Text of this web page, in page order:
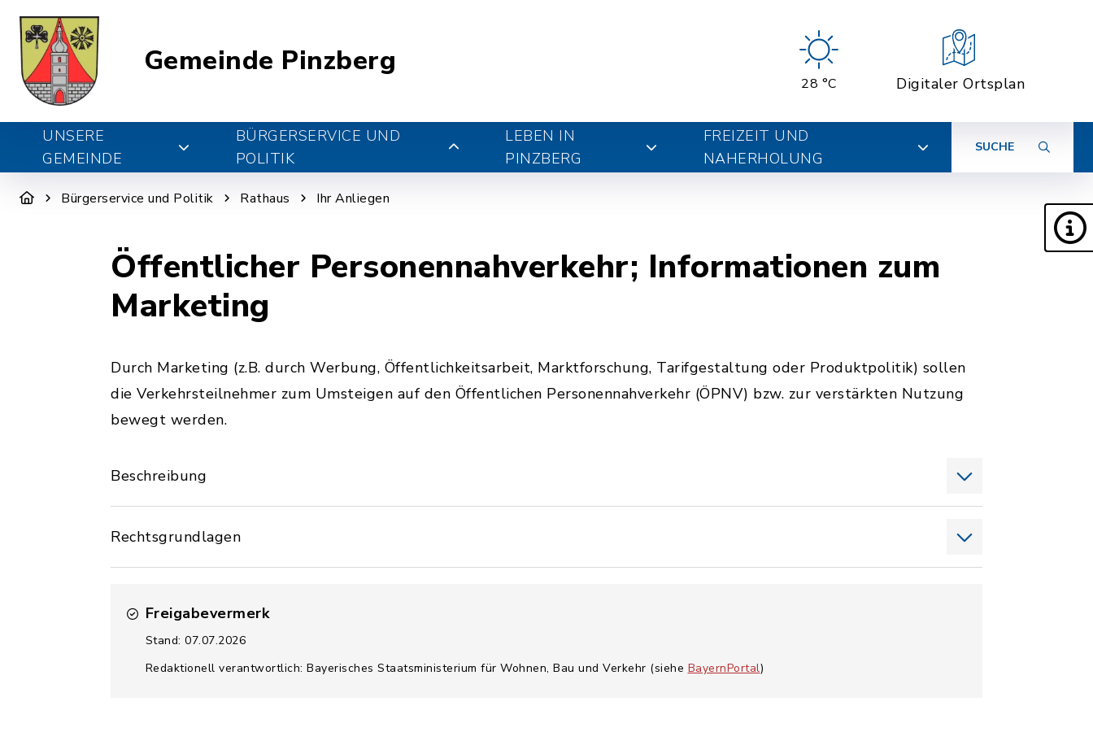
Gemeinde Pinzberg
28 °C Digitaler Ortsplan
UNSERE
GEMEINDE
BÜRGERSERVICE UND
POLITIK
LEBEN IN
PINZBERG
FREIZEIT UND
NAHERHOLUNG
SUCHE
Bürgerservice und Politik Rathaus Ihr Anliegen
Öffentlicher Personennahverkehr; Informationen zum
Marketing
Durch Marketing (z.B. durch Werbung, Öffentlichkeitsarbeit, Marktforschung, Tarifgestaltung oder Produktpolitik) sollen
die Verkehrsteilnehmer zum Umsteigen auf den Öffentlichen Personennahverkehr (ÖPNV) bzw. zur verstärkten Nutzung
bewegt werden.
Beschreibung
Rechtsgrundlagen
Freigabevermerk
Stand: 07.07.2026
Redaktionell verantwortlich: Bayerisches Staatsministerium für Wohnen, Bau und Verkehr (siehe BayernPortal)